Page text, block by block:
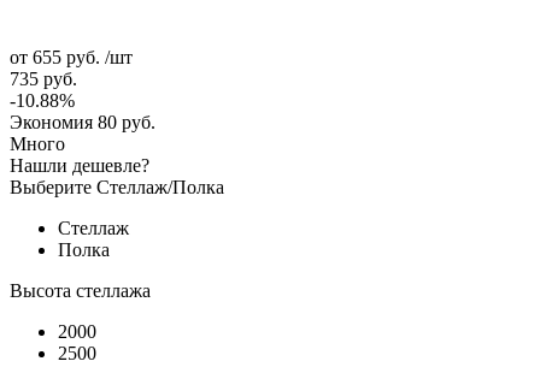
от 655 руб. /шт
735 руб.
-10.88%
Экономия 80 руб.
Много
Нашли дешевле?
Выберите Стеллаж/Полка
Стеллаж
Полка
Высота стеллажа
2000
2500